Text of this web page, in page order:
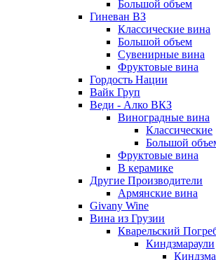
Большой объем
Гиневан ВЗ
Классические вина
Большой объем
Сувенирные вина
Фруктовые вина
Гордость Нации
Вайк Груп
Веди - Алко ВКЗ
Виноградные вина
Классические
Большой
Фруктовые вина
В керамике
Другие Производители
Армянские вина
Givany Wine
Вина из Грузии
Кварельский
Киндзмараули